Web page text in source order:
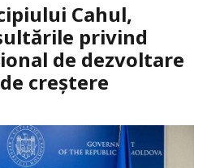
Cahul,
privind
de dezvoltare
creștere